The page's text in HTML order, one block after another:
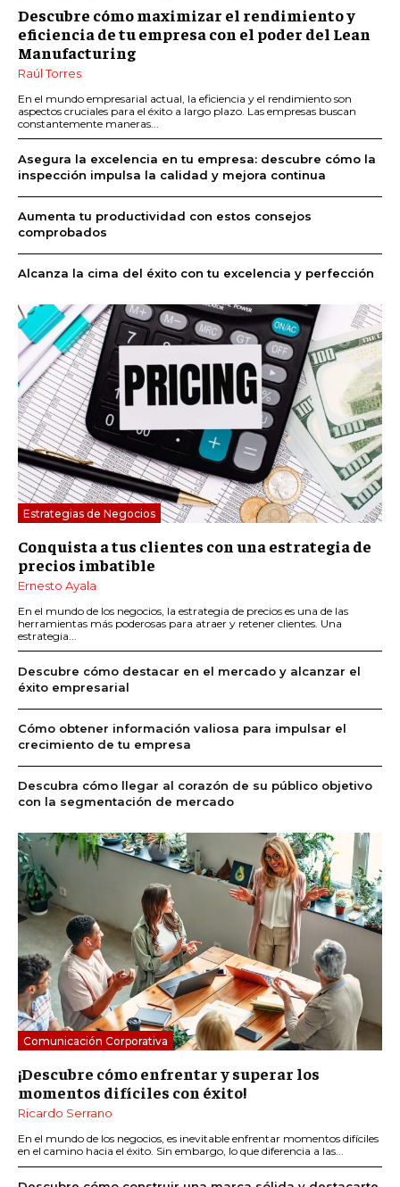
Descubre cómo maximizar el rendimiento y
eficiencia de tu empresa con el poder del Lean
Manufacturing
Raúl Torres
En el mundo empresarial actual, la eficiencia y el rendimiento son
aspectos cruciales para el éxito a largo plazo. Las empresas buscan
constantemente maneras...
Asegura la excelencia en tu empresa: descubre cómo la
inspección impulsa la calidad y mejora continua
Aumenta tu productividad con estos consejos
comprobados
Alcanza la cima del éxito con tu excelencia y perfección
Estrategias de Negocios
Conquista a tus clientes con una estrategia de
precios imbatible
Ernesto Ayala
En el mundo de los negocios, la estrategia de precios es una de las
herramientas más poderosas para atraer y retener clientes. Una
estrategia...
Descubre cómo destacar en el mercado y alcanzar el
éxito empresarial
Cómo obtener información valiosa para impulsar el
crecimiento de tu empresa
Descubra cómo llegar al corazón de su público objetivo
con la segmentación de mercado
Comunicación Corporativa
¡Descubre cómo enfrentar y superar los
momentos difíciles con éxito!
Ricardo Serrano
En el mundo de los negocios, es inevitable enfrentar momentos difíciles
en el camino hacia el éxito. Sin embargo, lo que diferencia a las...